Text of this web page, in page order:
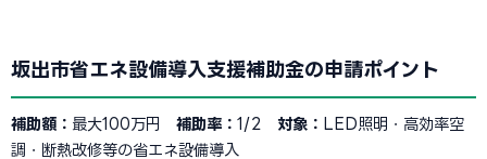
坂出市省エネ設備導入支援補助金の申請ポイント
補助額： 最大100万円 補助率： 1/2 対象： LED照明・高効率空
調・断熱改修等の省エネ設備導入